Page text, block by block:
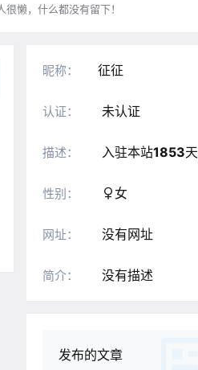
很懒，什么都没有留下！
昵称： 征征
认证： 未认证
描述： 入驻本站1853天
性别： 女
网址： 没有网址
简介： 没有描述
发布的文章